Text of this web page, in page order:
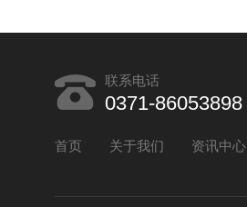
联系电话
0371-86053898
首页 关于我们 资讯中心